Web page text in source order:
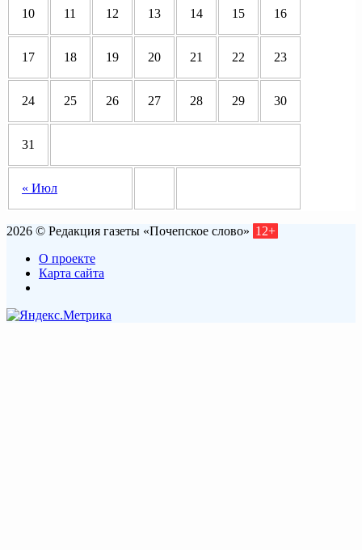
« Июл
10 11 12 13 14 15 16
17 18 19 20 21 22 23
24 25 26 27 28 29 30
31
2026 © Редакция газеты «Почепское слово» 12+
О проекте
Карта сайта